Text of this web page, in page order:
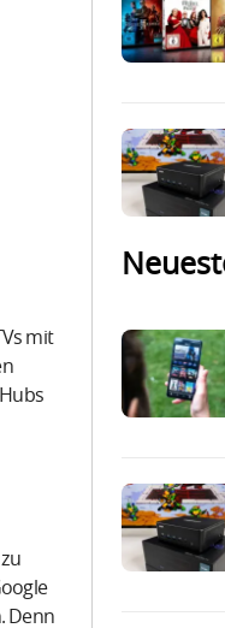
mit
Denn